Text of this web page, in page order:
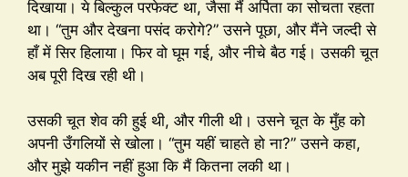
दिखाया। ये बिल्कुल परफेक्ट था, जैसा मैं अर्पिता का सोचता रहता
था। “तुम और देखना पसंद करोगे?” उसने पूछा, और मैंने जल्दी से
हाँ में सिर हिलाया। फिर वो घूम गई, और नीचे बैठ गई। उसकी चूत
अब पूरी दिख रही थी।
उसकी चूत शेव की हुई थी, और गीली थी। उसने चूत के मुँह को
अपनी उँगलियों से खोला। “तुम यहीं चाहते हो ना?” उसने कहा,
और मुझे यकीन नहीं हुआ कि मैं कितना लकी था।